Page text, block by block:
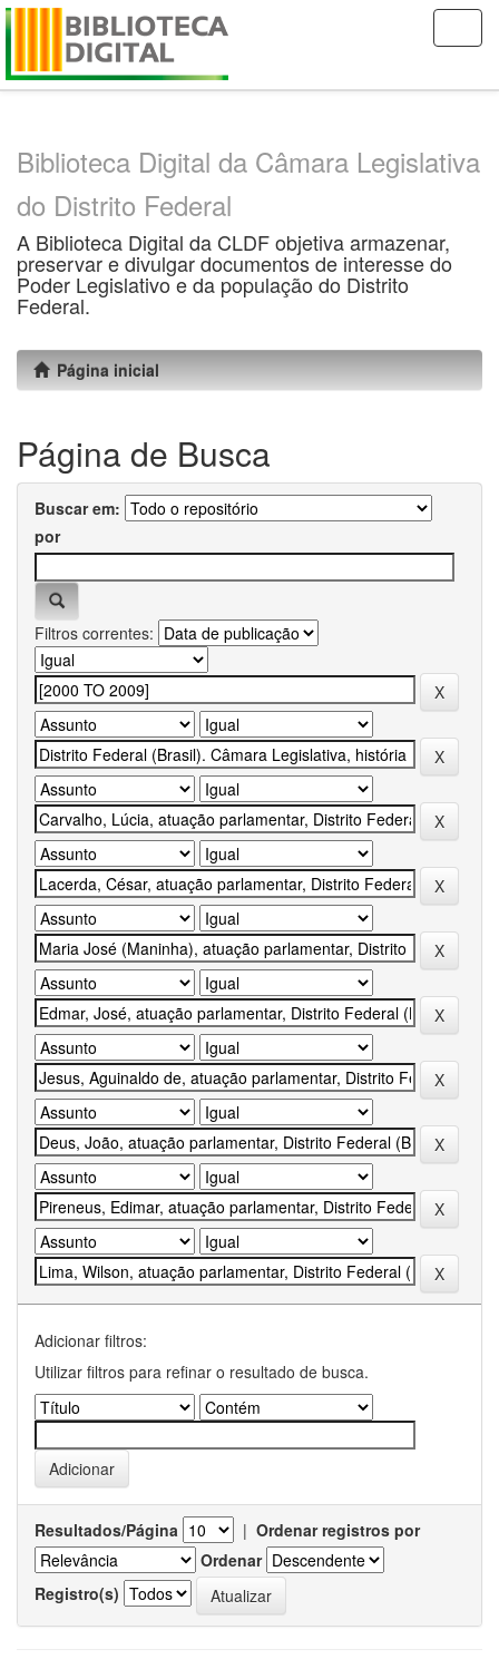
Skip
Biblioteca Digital da Câmara Legislativa
do Distrito Federal
A Biblioteca Digital da CLDF objetiva armazenar,
preservar e divulgar documentos de interesse do
Poder Legislativo e da população do Distrito
Federal.
Página inicial
Página de Busca
Buscar em:
por
Filtros correntes:
Adicionar filtros:
Utilizar filtros para refinar o resultado de busca.
Resultados/Página | Ordenar registros por
Ordenar
Registro(s)